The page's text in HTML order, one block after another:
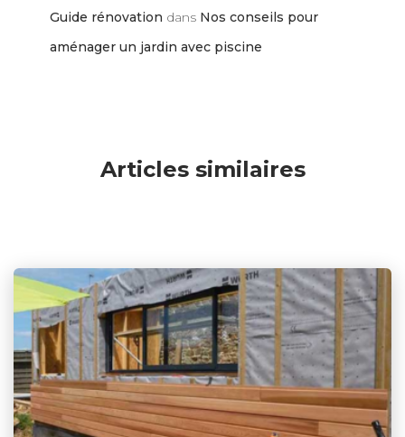
Guide rénovation dans Nos conseils pour
aménager un jardin avec piscine
Articles similaires